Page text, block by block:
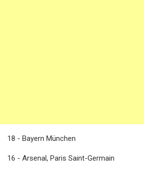
18 - Bayern München
16 - Arsenal, Paris Saint-Germain